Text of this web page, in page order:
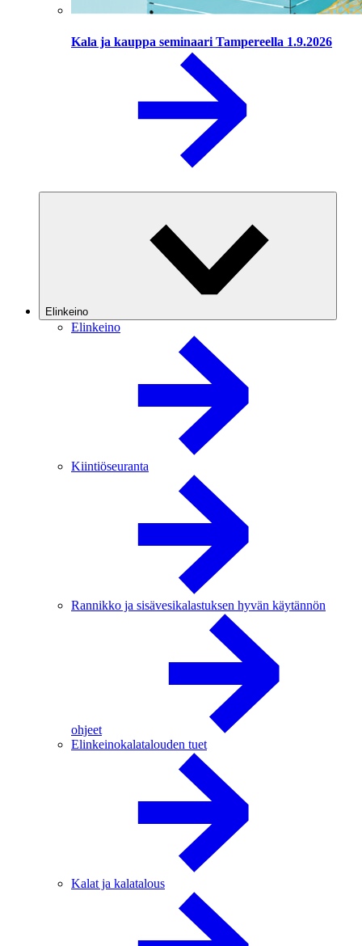
Kala ja kauppa seminaari Tampereella 1.9.2026
Elinkeino
Elinkeino
Kiintiöseuranta
Rannikko ja sisävesikalastuksen hyvän käytännön
ohjeet
Elinkeinokalatalouden tuet
Kalat ja kalatalous